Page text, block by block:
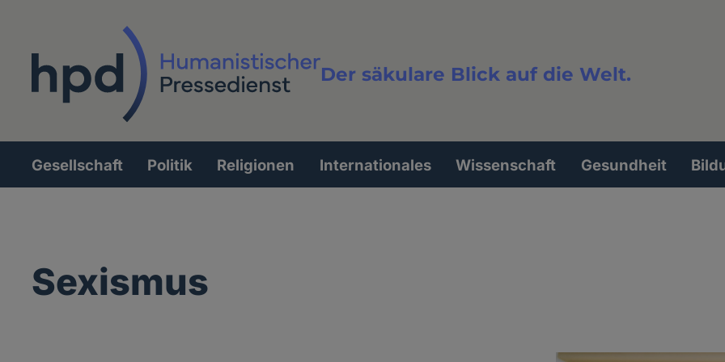
Der säkulare Blick auf die Welt.
Volltextsuche
Hauptnavigation
Gesellschaft Politik Religionen Internationales Wissenschaft Gesundheit
Sexismus